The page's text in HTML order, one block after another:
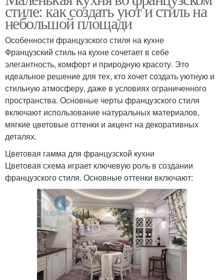
стиле: как создать уют и стиль на
небольшой площади
Особенности французского стиля на кухне
Французский стиль на кухне сочетает в себе
элегантность, комфорт и природную красоту. Это
идеальное решение для тех, кто хочет создать уютную и
стильную атмосферу, даже в условиях ограниченного
пространства. Основные черты французского стиля
включают использование натуральных материалов,
мягкие цветовые оттенки и акцент на декоративных
деталях.
Цветовая гамма для французской кухни
Цветовая схема играет ключевую роль в создании
французского стиля. Основные оттенки включают: